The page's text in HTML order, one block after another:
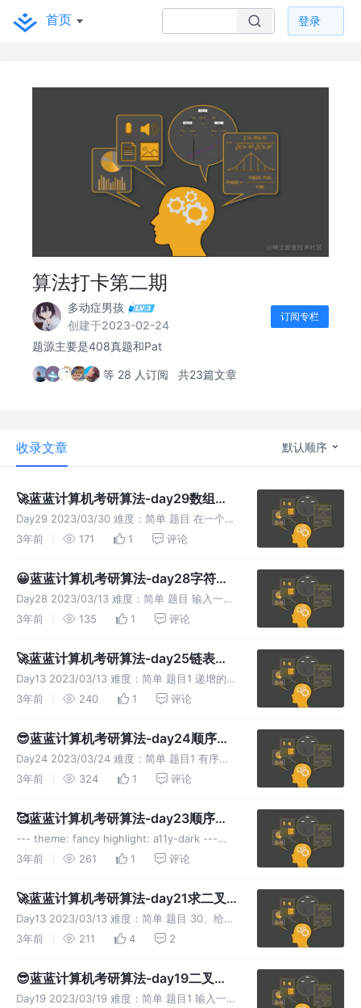
首页 登录
算法打卡第二期
多动症男孩
创建于2023-02-24
订阅专栏
题源主要是408真题和Pat
等 28 人订阅 共23篇文章
收录文章 默认顺序
🚀蓝蓝计算机考研算法-day29数组中
重复数字
Day29 2023/03/30 难度：简单 题目 在一个长
度为n的数组里的所有数字都在0到n-1的范围
数字是重复的。也不知道每个数字重复几次。请
3年前 171 1 评论
😀蓝蓝计算机考研算法-day28字符串
分割
Day28 2023/03/13 难度：简单 题目 输入一个
字符串，请按长度为8拆分每个输入字符串并进
数字0，空字符串不处理 。 输入描述： 连续输
3年前 135 1 评论
🚀蓝蓝计算机考研算法-day25链表回
忆删除、对称
Day13 2023/03/13 难度：简单 题目1 递增的单
链表，去掉表中重复的元素，只保留一个数值
例1 示例2 思路1 第一题，我们可以通过遍历链
3年前 240 1 评论
😎蓝蓝计算机考研算法-day24顺序表
回忆2删除、合并
Day24 2023/03/24 难度：简单 题目1 有序
（升序）顺序表中删除所有其值重复的元素，使
顺序表合并成一个新的有序表 示例1 示例2 题目
3年前 324 1 评论
🥰蓝蓝计算机考研算法-day23顺序表
回顾
--- theme: fancy highlight: a11y-dark ---
#### Day13 2023/03/13 难度：`简单` ####
3年前 261 1 评论
🚀蓝蓝计算机考研算法-day21求二叉
树最小深度
Day13 2023/03/13 难度：简单 题目 30、给定
一个二叉树，找出其最小深度。 最小深度是从
量。例如： 示例 运行实例 思路 本题求得是最
3年前 211 4 2
😎蓝蓝计算机考研算法-day19二叉树
深度
Day19 2023/03/19 难度：简单 题目1 输入一棵